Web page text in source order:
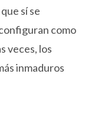
sí se
como
veces, los
inmaduros